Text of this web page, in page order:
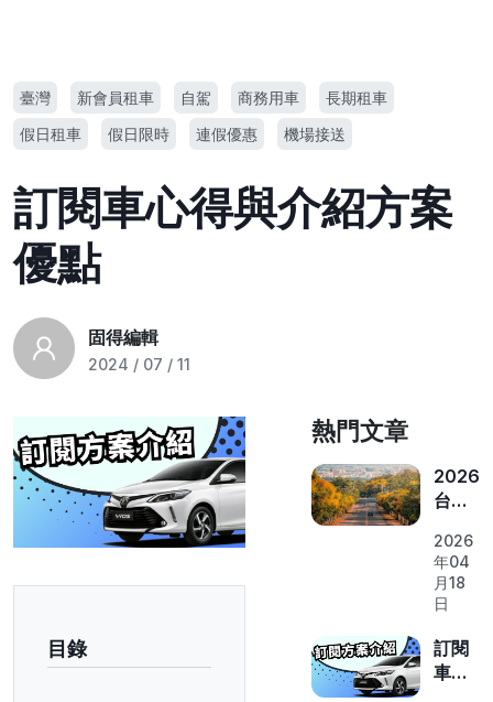
臺灣 新會員租車 自駕 商務用車
長期租車
假日租車
假日限時 連假優惠 機場接送
訂閱車心得與介紹方案
優點
固得編輯
2024 / 07 / 11
目錄
熱門文章
2026
台中
站租
車取
車攻
固得
租車
2026
年04
月18
日
訂閱
車心